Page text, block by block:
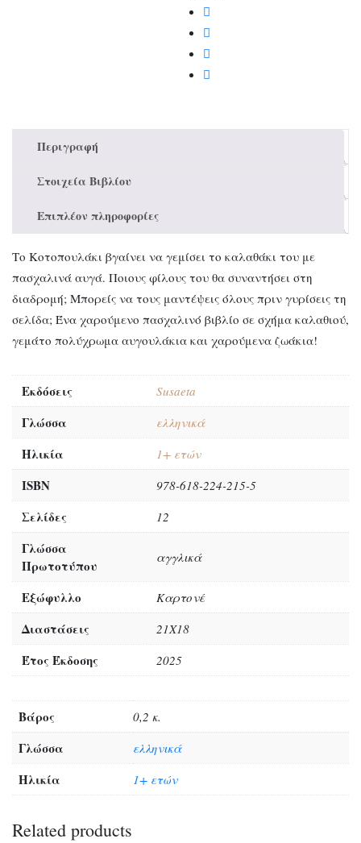
Περιγραφή
Στοιχεία Βιβλίου
Επιπλέον πληροφορίες
Το Κοτοπουλάκι βγαίνει να γεμίσει το καλαθάκι του με
πασχαλινά αυγά. Ποιους φίλους του θα συναντήσει στη
διαδρομή; Μπορείς να τους μαντέψεις όλους πριν γυρίσεις τη
σελίδα; Ένα χαρούμενο πασχαλινό βιβλίο σε σχήμα καλαθιού,
γεμάτο πολύχρωμα αυγουλάκια και χαρούμενα ζωάκια!
Εκδόσεις Susaeta
Γλώσσα ελληνικά
Ηλικία 1+ ετών
ISBN 978-618-224-215-5
Σελίδες 12
Γλώσσα
Πρωτοτύπου
αγγλικά
Εξώφυλλο Καρτονέ
Διαστάσεις 21Χ18
Έτος Έκδοσης 2025
Βάρος 0,2 κ.
Γλώσσα ελληνικά
Ηλικία 1+ ετών
Related products